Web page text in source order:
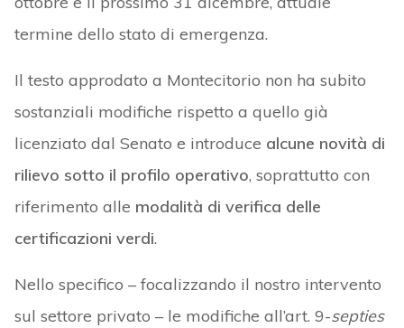
termine dello stato di emergenza.
Il testo approdato a Montecitorio non ha subito
sostanziali modifiche rispetto a quello già
licenziato dal Senato e introduce alcune novità di
rilievo sotto il profilo operativo, soprattutto con
riferimento alle modalità di verifica delle
certificazioni verdi.
Nello specifico – focalizzando il nostro intervento
sul settore privato – le modifiche all’art. 9-septies